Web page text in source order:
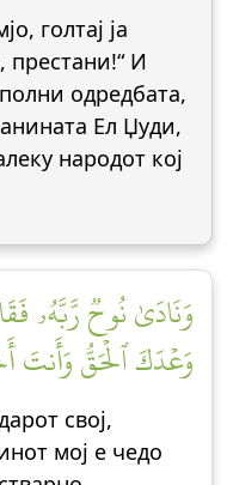
голтај ја
престани!“ И
одредбата,
Ел Џуди,
народот кој
وَنَادَىٰ نُوحٞ رَّبَّهُۥ
وَعۡدَكَ ٱلۡحَقُّ وَأَنتَ
свој,
мој е чедо